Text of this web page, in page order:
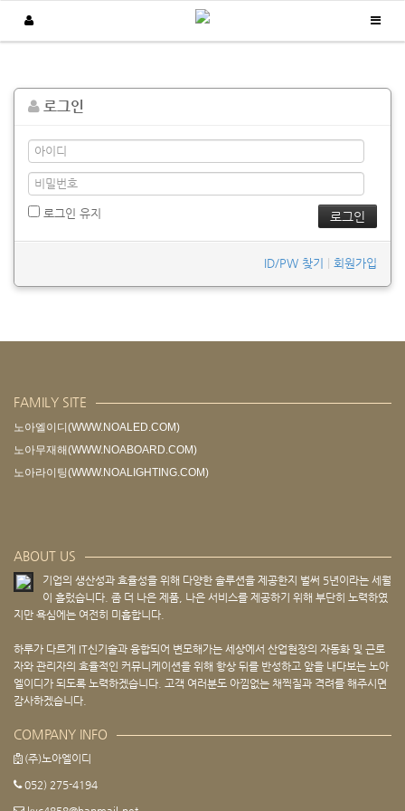
납품실적
로그인
로그인 유지
ID/PW 찾기 회원가입
FAMILY SITE
노아엘이디(WWW.NOALED.COM)
노아무재해(WWW.NOABOARD.COM)
노아라이팅(WWW.NOALIGHTING.COM)
ABOUT US
기업의 생산성과 효율성을 위해 다양한 솔루션을 제공한지 벌써 5년이라는 세월
이 흘렀습니다. 좀 더 나은 제품, 나은 서비스를 제공하기 위해 부단히 노력하였
지만 욕심에는 여전히 미흡합니다.
하루가 다르게 IT신기술과 융합되어 변모해가는 세상에서 산업현장의 자동화 및 근로
자와 관리자의 효율적인 커뮤니케이션을 위해 항상 뒤를 반성하고 앞을 내다보는 노아
엘이디가 되도록 노력하겠습니다. 고객 여러분도 아낌없는 채찍질과 격려를 해주시면
감사하겠습니다.
COMPANY INFO
(주)노아엘이디
052) 275-4194